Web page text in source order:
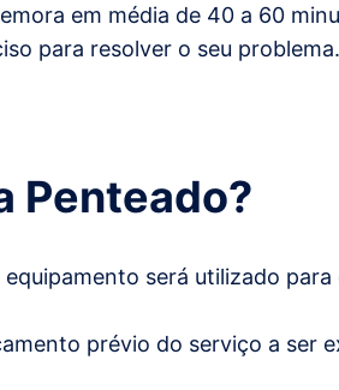
em média de 40 a 60
para resolver o seu problema.
Penteado?
será utilizado para
prévio do serviço a ser